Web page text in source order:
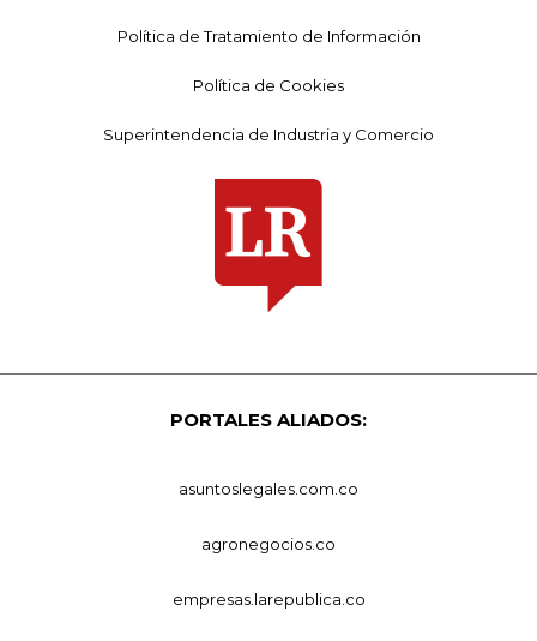
Política de Tratamiento de Información
Política de Cookies
Superintendencia de Industria y Comercio
PORTALES ALIADOS:
asuntoslegales.com.co
agronegocios.co
empresas.larepublica.co